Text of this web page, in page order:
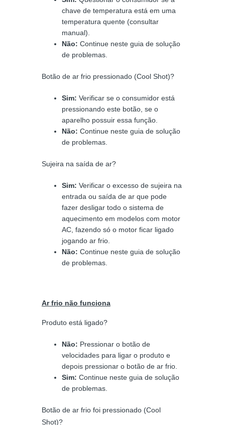
chave de temperatura está em uma
temperatura quente (consultar
manual).
Não: Continue neste guia de solução
de problemas.
Botão de ar frio pressionado (Cool Shot)?
Sim: Verificar se o consumidor está
pressionando este botão, se o
aparelho possuir essa função.
Não: Continue neste guia de solução
de problemas.
Sujeira na saída de ar?
Sim: Verificar o excesso de sujeira na
entrada ou saída de ar que pode
fazer desligar todo o sistema de
aquecimento em modelos com motor
AC, fazendo só o motor ficar ligado
jogando ar frio.
Não: Continue neste guia de solução
de problemas.
Ar frio não funciona
Produto está ligado?
Não: Pressionar o botão de
velocidades para ligar o produto e
depois pressionar o botão de ar frio.
Sim: Continue neste guia de solução
de problemas.
Botão de ar frio foi pressionado (Cool
Shot)?